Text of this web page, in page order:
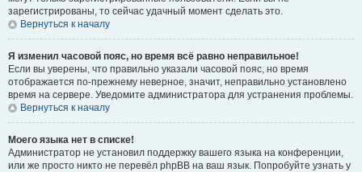
зарегистрированы, то сейчас удачный момент сделать это.
Вернуться к началу
Я изменил часовой пояс, но время всё равно неправильное!
Если вы уверены, что правильно указали часовой пояс, но время
отображается по-прежнему неверное, значит, неправильно установлено
время на сервере. Уведомите администратора для устранения проблемы.
Вернуться к началу
Моего языка нет в списке!
Администратор не установил поддержку вашего языка на конференции,
или же просто никто не перевёл phpBB на ваш язык. Попробуйте узнать у